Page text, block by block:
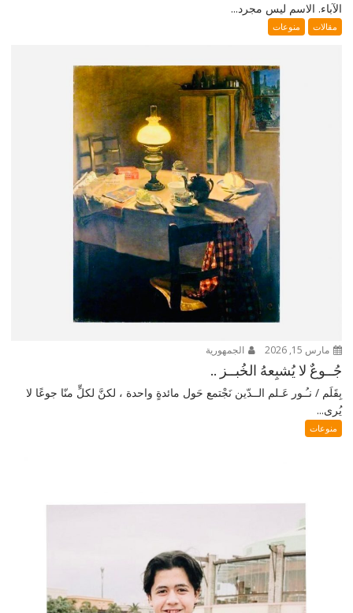
الآباء. الاسم ليس مجرد...
مقالات منوعات
مارس 15, 2026 الجمهورية
جُــوعٌ لا يُشبِعهُ الخُبــز ..
بِقَلَم / نـُـور عَـلم الــدّين نَجْتمع حَول مائدةٍ واحدة ، لكنَّ لكلٍّ منّا جوعًا لا
يُرى...
منوعات